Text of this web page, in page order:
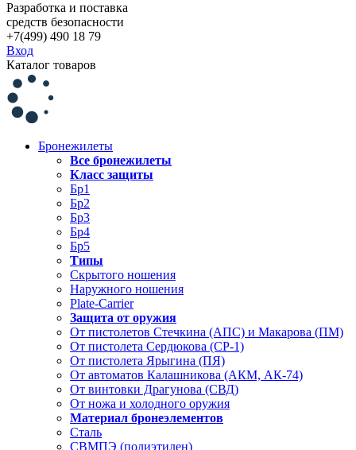
Разработка и поставка
средств безопасности
+7(499) 490 18 79
Вход
Каталог товаров
Бронежилеты
Все бронежилеты
Класс защиты
Бр1
Бр2
Бр3
Бр4
Бр5
Типы
Скрытого ношения
Наружного ношения
Plate-Carrier
Защита от оружия
От пистолетов Стечкина (АПС) и Макарова (ПМ)
От пистолета Сердюкова (СР-1)
От пистолета Ярыгина (ПЯ)
От автоматов Калашникова (АКМ, АК-74)
От винтовки Драгунова (СВД)
От ножа и холодного оружия
Материал бронеэлементов
Сталь
СВМПЭ (полиэтилен)